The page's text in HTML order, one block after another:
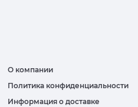
О компании
Политика конфиденциальности
Информация о доставке